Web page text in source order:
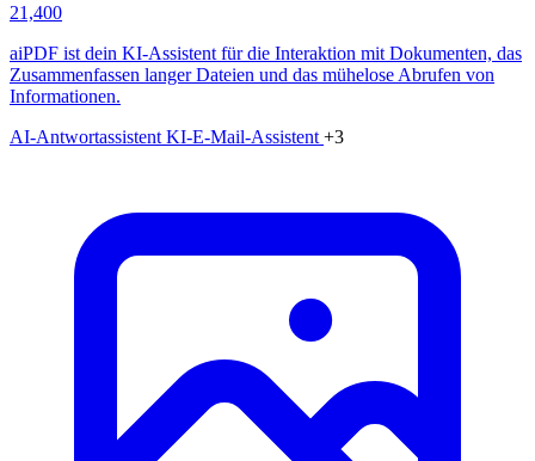
21,400
aiPDF ist dein KI-Assistent für die Interaktion mit Dokumenten, das
Zusammenfassen langer Dateien und das mühelose Abrufen von
Informationen.
AI-Antwortassistent KI-E-Mail-Assistent +3